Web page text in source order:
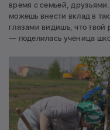
время с семьей,
можешь внести вклад в
глазами видишь, что твой
— поделилась ученица